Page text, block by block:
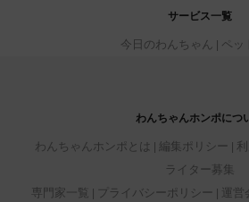
サービス一覧
今日のわんちゃん ペッ
わんちゃんホンポにつ
わんちゃんホンポとは 編集ポリシー
ライター募集
専門家一覧
プライバシーポリシー 運営